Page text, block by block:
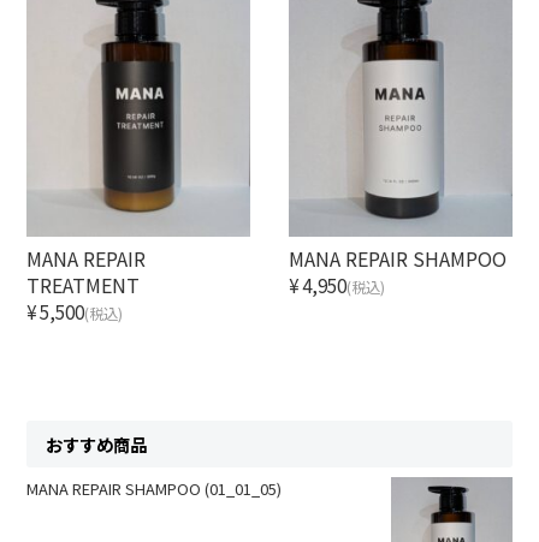
MANA REPAIR
TREATMENT
¥5,500(税込)
MANA REPAIR SHAMPOO
¥4,950(税込)
おすすめ商品
MANA REPAIR SHAMPOO (01_01_05)